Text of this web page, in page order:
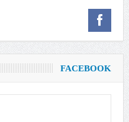
FACEBOOK